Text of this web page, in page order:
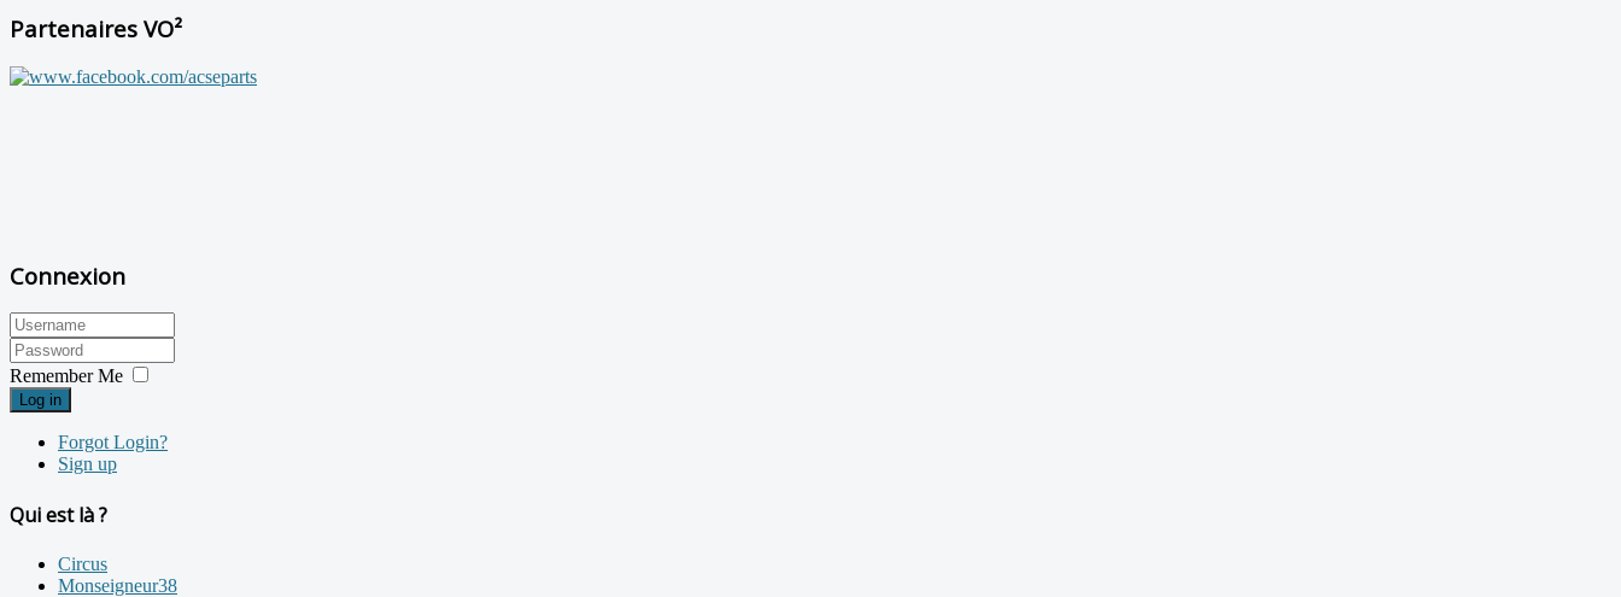
Partenaires VO²
Connexion
Remember Me
Log in
Forgot Login?
Sign up
Qui est là ?
Circus
Monseigneur38